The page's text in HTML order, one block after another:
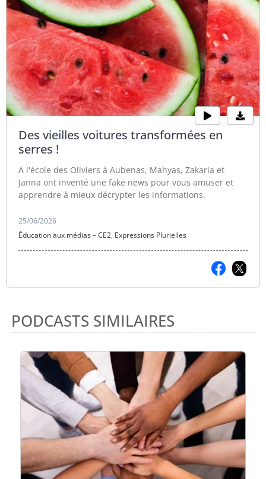
Des vieilles voitures transformées en
serres !
A l'école des Oliviers à Aubenas, Mahyas, Zakaria et
Janna ont inventé une fake news pour vous amuser et
apprendre à mieux décrypter les informations.
25/06/2026
Éducation aux médias – CE2, Expressions Plurielles
PODCASTS SIMILAIRES